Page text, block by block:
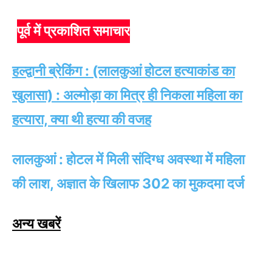
पूर्व में प्रकाशित समाचार
हल्द्वानी ब्रेकिंग : (लालकुआं होटल हत्याकांड का
खुलासा) : अल्मोड़ा का मित्र ही निकला महिला का
हत्यारा, क्या थी हत्या की वजह
लालकुआं : होटल में मिली संदिग्ध अवस्था में महिला
की लाश, अज्ञात के खिलाफ 302 का मुकदमा दर्ज
अन्य खबरें